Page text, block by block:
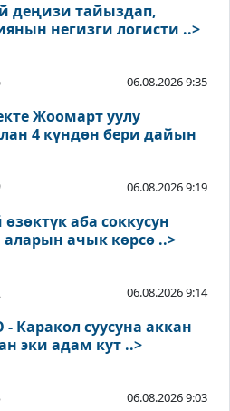
деңизи тайыздап,
негизги логисти ..>
06.08.2026 9:35
Жоомарт уулу
4 күндөн бери дайын
06.08.2026 9:19
аба соккусун
ачык көрсө ..>
06.08.2026 9:14
Каракол суусуна аккан
эки адам кут ..>
06.08.2026 9:03